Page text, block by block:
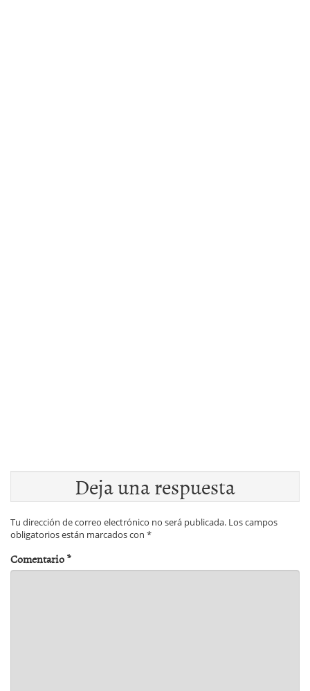
Deja una respuesta
Tu dirección de correo electrónico no será publicada. Los campos
obligatorios están marcados con *
Comentario*